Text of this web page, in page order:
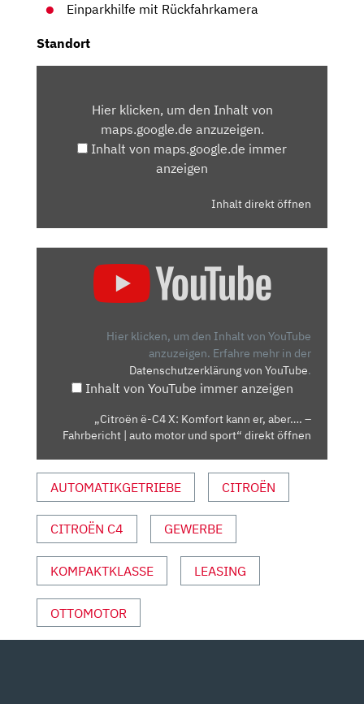
Einparkhilfe mit Rückfahrkamera
Standort
MAPS.GOOGLE.DEHier klicken, um den Inhalt von
maps.google.de anzuzeigen.
Inhalt von maps.google.de immer
anzeigen
Inhalt direkt öffnen
ABER….
FAHRBERICHT
AUTO
MOTOR
SPORT“
VON
YOUTUBE
ANZEIGEN
Hier klicken, um den Inhalt von YouTube
anzuzeigen. Erfahre mehr in der
Datenschutzerklärung von YouTube.
Inhalt von YouTube immer anzeigen
„Citroën ë-C4 X: Komfort kann er, aber…. –
Fahrbericht | auto motor und sport“ direkt öffnen
AUTOMATIKGETRIEBE CITROËN
CITROËN C4 GEWERBE
KOMPAKTKLASSE LEASING
OTTOMOTOR